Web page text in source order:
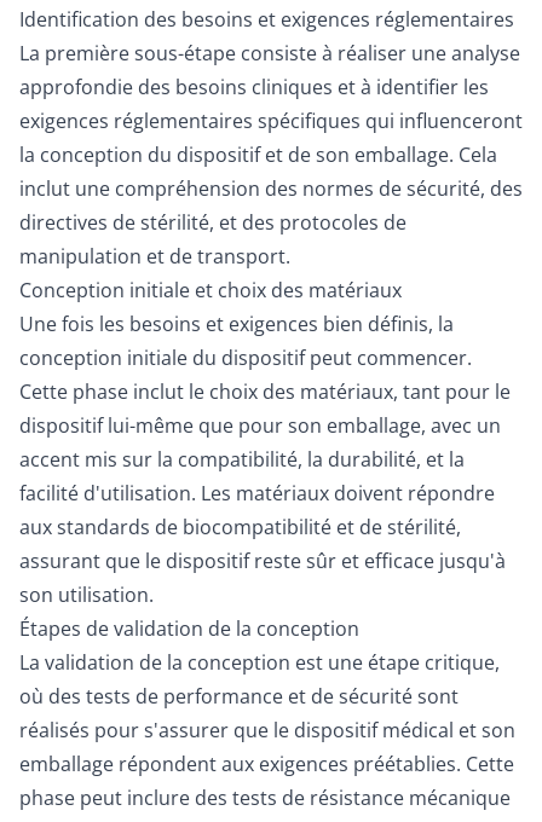
Identification des besoins et exigences réglementaires
La première sous-étape consiste à réaliser une analyse
approfondie des besoins cliniques et à identifier les
exigences réglementaires spécifiques qui influenceront
la conception du dispositif et de son emballage. Cela
inclut une compréhension des normes de sécurité, des
directives de stérilité, et des protocoles de
manipulation et de transport.
Conception initiale et choix des matériaux
Une fois les besoins et exigences bien définis, la
conception initiale du dispositif peut commencer.
Cette phase inclut le choix des matériaux, tant pour le
dispositif lui-même que pour son emballage, avec un
accent mis sur la compatibilité, la durabilité, et la
facilité d'utilisation. Les matériaux doivent répondre
aux standards de biocompatibilité et de stérilité,
assurant que le dispositif reste sûr et efficace jusqu'à
son utilisation.
Étapes de validation de la conception
La validation de la conception est une étape critique,
où des tests de performance et de sécurité sont
réalisés pour s'assurer que le dispositif médical et son
emballage répondent aux exigences préétablies. Cette
phase peut inclure des tests de résistance mécanique